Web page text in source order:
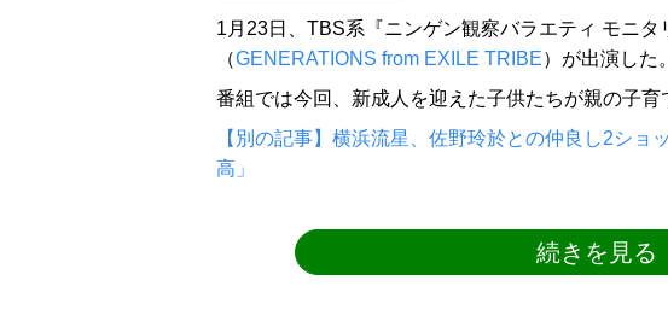
1月23日、TBS系『ニンゲン観察バラエティ モニタ
（GENERATIONS from EXILE TRIBE）が出演した。
番組では今回、新成人を迎えた子供たちが親の子
【別の記事】横浜流星、佐野玲於との仲良し2ショ
高」
続きを見る